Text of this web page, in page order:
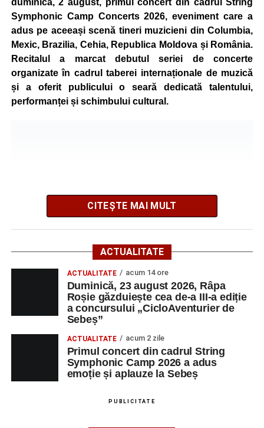
concurenți vor fi recompensați cu premii în bani și premii
oferite de partenerii evenimentului.
Înaintea zilei de concurs, participanții își vor putea ridica
vor putea înscrie direct la competiție în cadrul Punctului
Oficial de Înscrieri și Informații (Race Office), care va
funcționa după următorul program:
Roșie, unde vor avea loc și antrenamente libere pe
traseul de concurs.
Startul competiției va fi dat duminică, 23 august 2026, la
ora 10:00, la Râpa Roșie.
Înscrierile online sunt deschise până în 22 august 2026 și
pot fi efectuate pe site-ulwww.cicloaventura.ro.
Adaugă-ne ca sursă preferată
Urmărește-ne pe Google News
Symphonic Camp Concerts 2026, eveniment care a
adus pe aceeași scenă tineri muzicieni din Columbia,
Mexic, Brazilia, Cehia, Republica Moldova și România.
Recitalul a marcat debutul seriei de concerte
organizate în cadrul taberei internaționale de muzică
și a oferit publicului o seară dedicată talentului,
performanței și schimbului cultural.
String Symphonic Camp 2026 reunește tineri
instrumentiști din 6 țări, alături de voluntari și foști elevi ai
participă, timp de o săptămână, la cursuri de
perfecționare, repetiții și activități artistice desfășurate sub
îndrumarea unor profesori și mentori.
CITEȘTE MAI MULT
ACTUALITATE
ACTUALITATE acum 14 ore
Duminică, 23 august 2026, Râpa
Roșie găzduiește cea de-a III-a ediție
a concursului „CicloAventurier de
Sebeș”
ACTUALITATE acum 2 zile
Primul concert din cadrul String
Symphonic Camp 2026 a adus
emoție și aplauze la Sebeș
PUBLICITATE